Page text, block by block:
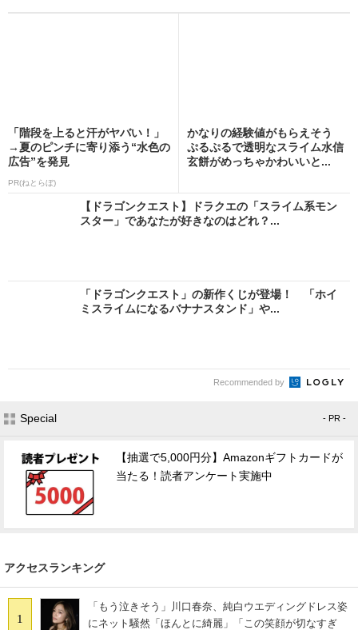
「階段を上ると汗がヤバい！」
→夏のピンチに寄り添う“水色の
広告”を発見
PR(ねとらぼ)
かなりの経験値がもらえそう
ぷるぷるで透明なスライム水信
玄餅がめっちゃかわいいと...
【ドラゴンクエスト】ドラクエの「スライム系モン
スター」であなたが好きなのはどれ？...
「ドラゴンクエスト」の新作くじが登場！ 「ホイ
ミスライムになるバナナスタンド」や...
Recommended by
Special - PR -
【抽選で5,000円分】Amazonギフトカードが
当たる！読者アンケート実施中
アクセスランキング
1
「もう泣きそう」川口春奈、純白ウエディングドレス姿
にネット騒然「ほんとに綺麗」「この笑顔が切なすぎ